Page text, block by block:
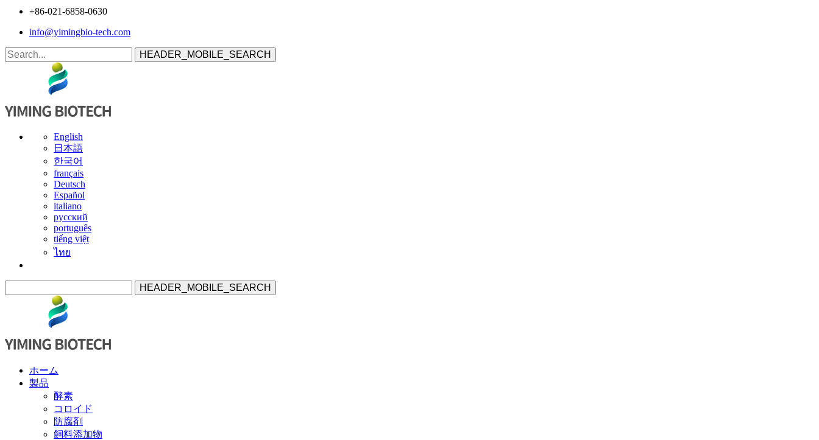
+86-021-6858-0630
info@yimingbio-tech.com
HEADER_MOBILE_SEARCH
English
日本語
한국어
français
Deutsch
Español
italiano
русский
português
tiếng việt
ไทย
HEADER_MOBILE_SEARCH
ホーム
製品
酵素
コロイド
防腐剤
飼料添加物